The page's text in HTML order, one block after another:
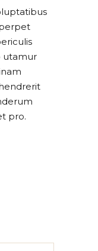
utamur
pro.